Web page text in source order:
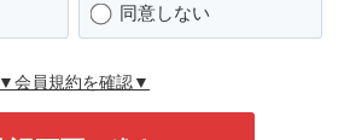
同意しない
▼会員規約を確認▼